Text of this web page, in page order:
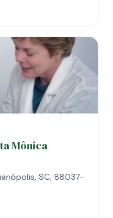
Mônica
SC, 88037-